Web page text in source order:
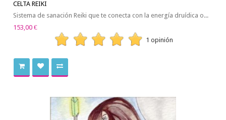
CELTA REIKI
Sistema de sanación Reiki que te conecta con la energía druídica o...
153,00 €
1 opinión